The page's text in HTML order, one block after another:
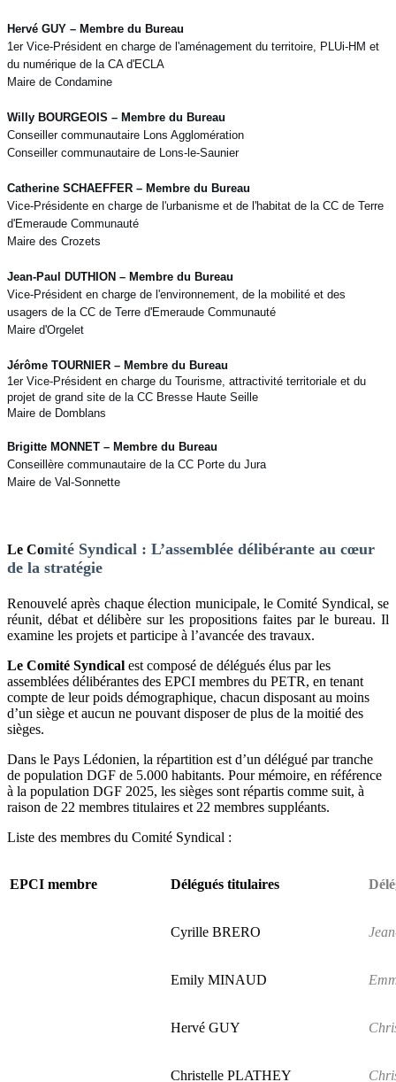
Hervé GUY – Membre du Bureau
1er Vice-Président en charge de l'aménagement du territoire, PLUi-HM et
du numérique de la CA d'ECLA
Maire de Condamine
Willy BOURGEOIS – Membre du Bureau
Conseiller communautaire Lons Agglomération
Conseiller communautaire de Lons-le-Saunier
Catherine SCHAEFFER – Membre du Bureau
Vice-Présidente en charge de l'urbanisme et de l'habitat de la CC de Terre
d'Emeraude Communauté
Maire des Crozets
Jean-Paul DUTHION – Membre du Bureau
Vice-Président en charge de l'environnement, de la mobilité et des
usagers de la CC de Terre d'Emeraude Communauté
Maire d'Orgelet
Jérôme TOURNIER – Membre du Bureau
1er Vice-Président en charge du Tourisme, attractivité territoriale et du
projet de grand site de la CC Bresse Haute Seille
Maire de Domblans
Brigitte MONNET – Membre du Bureau
Conseillère communautaire de la CC Porte du Jura
Maire de Val-Sonnette
Le Comité Syndical : L’assemblée délibérante au cœur
de la stratégie
Renouvelé après chaque élection municipale, le Comité Syndical, se
réunit, débat et délibère sur les propositions faites par le bureau. Il
examine les projets et participe à l’avancée des travaux.
Le Comité Syndical est composé de délégués élus par les
assemblées délibérantes des EPCI membres du PETR, en tenant
compte de leur poids démographique, chacun disposant au moins
d’un siège et aucun ne pouvant disposer de plus de la moitié des
sièges.
Dans le Pays Lédonien, la répartition est d’un délégué par tranche
de population DGF de 5.000 habitants. Pour mémoire, en référence
à la population DGF 2025, les sièges sont répartis comme suit, à
raison de 22 membres titulaires et 22 membres suppléants.
Liste des membres du Comité Syndical :
EPCI membre Délégués titulaires
Cyrille BRERO
Emily MINAUD
Hervé GUY
Christelle PLATHEY